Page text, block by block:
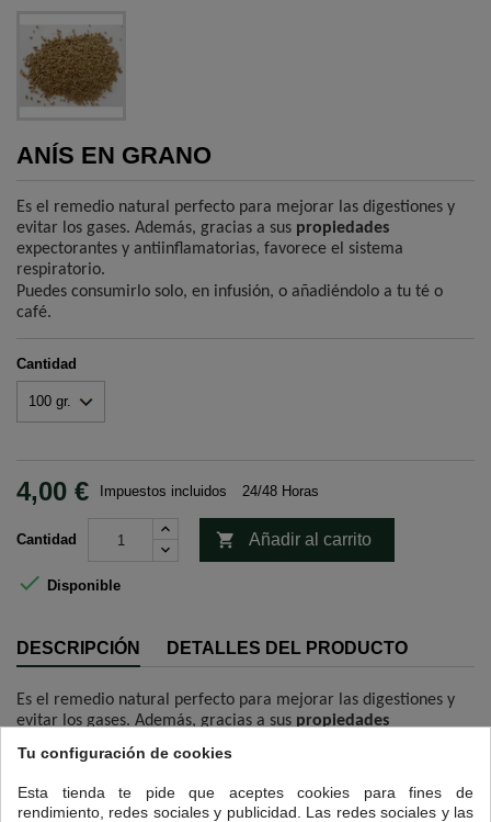
ANÍS EN GRANO
Es el remedio natural perfecto para mejorar las digestiones y
evitar los gases. Además, gracias a sus propiedades
expectorantes y antiinflamatorias, favorece el sistema
respiratorio.
Puedes consumirlo solo, en infusión, o añadiéndolo a tu té o
café.
Cantidad
4,00 € Impuestos incluidos 24/48 Horas
Cantidad  Añadir al carrito
 Disponible
DESCRIPCIÓN DETALLES DEL PRODUCTO
Es el remedio natural perfecto para mejorar las digestiones y
evitar los gases. Además, gracias a sus propiedades
expectorantes y antiinflamatorias, favorece el sistema
respiratorio.
Puedes consumirlo solo, en infusión, o añadiéndolo a tu té o
café.
Tu configuración de cookies
Esta tienda te pide que aceptes cookies para fines de
rendimiento, redes sociales y publicidad. Las redes sociales y las